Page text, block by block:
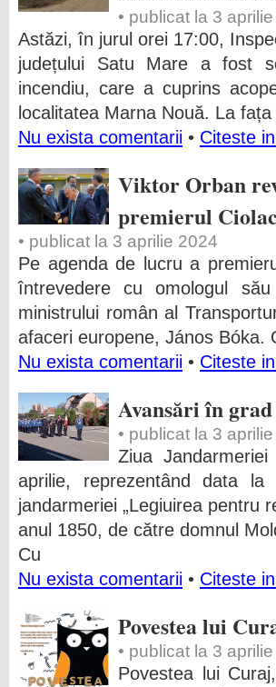
• publicat la 3
Astăzi, în jurul orei 17:00,
județului Satu Mare a fost
incendiu, care a cuprins
localitatea Marna Nouă. La
Nu exista comentarii • Citeste
Viktor Orban
premierul
• publicat la 3 aprilie 2024
Pe agenda de lucru a
întrevedere cu omologul
ministrului român al
afaceri europene, János Bóka.
Nu exista comentarii • Citeste
Avansări în
• publicat la 3
Ziua
aprilie, reprezentând data
jandarmeriei „Legiuirea pentru
anul 1850, de către domnul
Cu
Nu exista comentarii • Citeste
Povestea lui
• publicat la 3
Povestea lui